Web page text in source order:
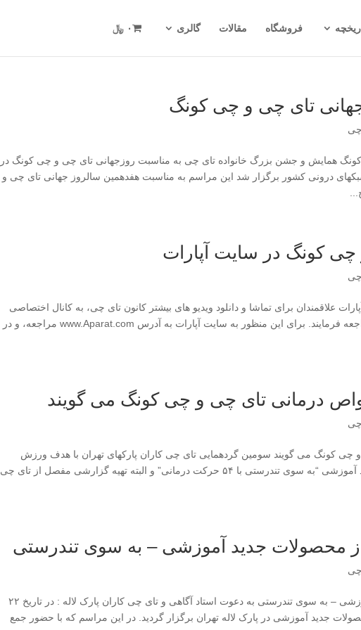
فروشگاه مقالات گالری ۰ ﷼
تای چی و چی کونگ
چی
همایش و جشن بزرگ خانواده تای چی به مناسبت روزجهانی تای چی و چی کونگ در
درونی کشور برگزار شد این مراسم به مناسبت هفدهمین سالروز جهانی تای چی و
چی کونگ در سایت آپارات
چی
علاقمندان برای تماشا و دانلود ویدیو های بیشتر کانون تای چی، به کانال اختصاصی
کانون تای چی و چی کونگ در سایت آپارات مراجعه فرمایند. برای این منظور به سایت آپارات به آدرس www.Aparat.com مراجعه، و در
درمانی تای چی و چی کونگ می گویند
چی
چی کونگ می گویند سومین گردهمایی تای چی کاران پارکهای تهران با هدف ورزش
مشترک صبحگاهی ، رونمایی از محصولات جدید آموزشی “به سوی تندرستی با ۵۴ حرکت درمانی” و البته تهیه گزارشی مفصل از تای چی
محصولات جدید آموزشی – به سوی تندرستی
چی
نخستین مراسم رونمایی از محصولات جدید آموزشی – به سوی تندرستی به دعوت استاد آگاهی و تای چی کاران پارک لاله : در تاریخ ۲۲
از محصولات جدید آموزشی در پارک لاله تهران برگزار گردید. در این مراسم که با حضور جمع